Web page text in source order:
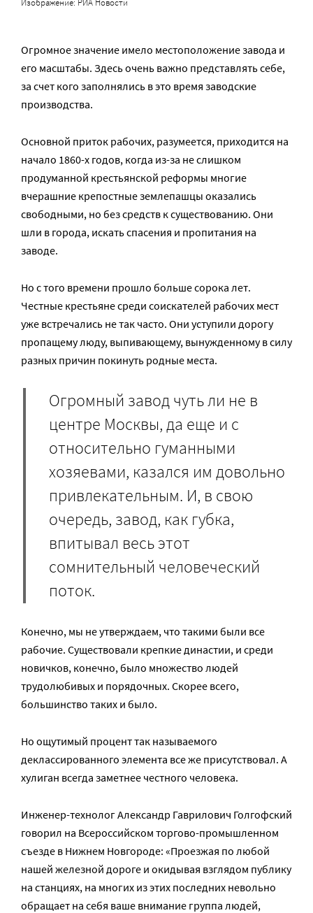
Огромное значение имело местоположение завода и
его масштабы. Здесь очень важно представлять себе,
за счет кого заполнялись в это время заводские
производства.
Основной приток рабочих, разумеется, приходится на
начало 1860-х годов, когда из-за не слишком
продуманной крестьянской реформы многие
вчерашние крепостные землепашцы оказались
свободными, но без средств к существованию. Они
шли в города, искать спасения и пропитания на
заводе.
Но с того времени прошло больше сорока лет.
Честные крестьяне среди соискателей рабочих мест
уже встречались не так часто. Они уступили дорогу
пропащему люду, выпивающему, вынужденному в силу
разных причин покинуть родные места.
Огромный завод чуть ли не в
центре Москвы, да еще и с
относительно гуманными
хозяевами, казался им довольно
привлекательным. И, в свою
очередь, завод, как губка,
впитывал весь этот
сомнительный человеческий
поток.
Конечно, мы не утверждаем, что такими были все
рабочие. Существовали крепкие династии, и среди
новичков, конечно, было множество людей
трудолюбивых и порядочных. Скорее всего,
большинство таких и было.
Но ощутимый процент так называемого
деклассированного элемента все же присутствовал. А
хулиган всегда заметнее честного человека.
Инженер-технолог Александр Гаврилович Голгофский
говорил на Всероссийском торгово-промышленном
съезде в Нижнем Новгороде: «Проезжая по любой
нашей железной дороге и окидывая взглядом публику
на станциях, на многих из этих последних невольно
обращает на себя ваше внимание группа людей,